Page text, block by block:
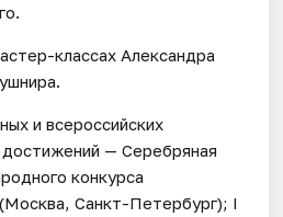
классах Александра
и всероссийских
— Серебряная
конкурса
Санкт-Петербург); I